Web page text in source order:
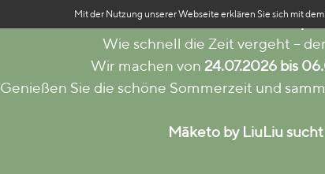
Wie schnell die Zeit vergeht –
Wir machen von 24.07.2026 bis
Genießen Sie die schöne Sommerzeit und
Māketo by LiuLiu
Mit der Nutzung unserer Webseite erklären Sie sich mit dem